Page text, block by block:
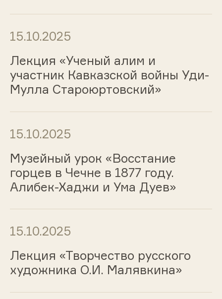
15.10.2025
Лекция «Ученый алим и
участник Кавказской войны Уди-
Мулла Староюртовский»
15.10.2025
Музейный урок «Восстание
горцев в Чечне в 1877 году.
Алибек-Хаджи и Ума Дуев»
15.10.2025
Лекция «Творчество русского
художника О.И. Малявкина»